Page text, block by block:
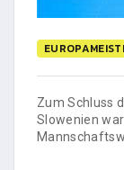
Zum Schluss
Slowenien